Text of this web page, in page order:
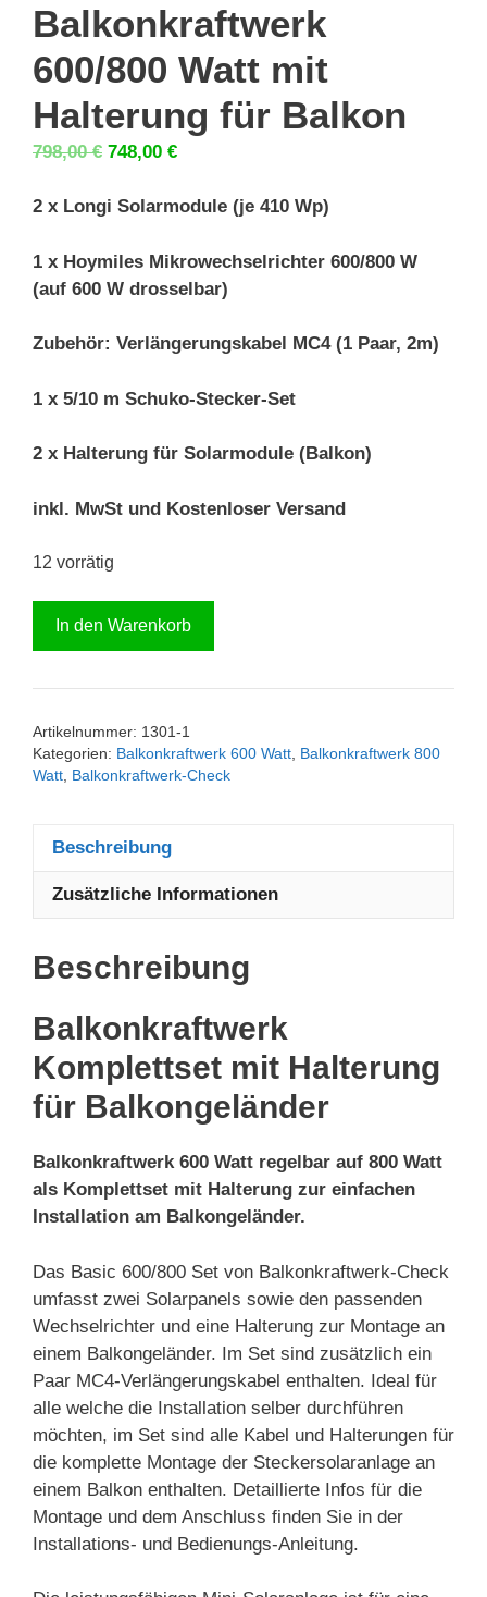
Balkonkraftwerk
600/800 Watt mit
Halterung für Balkon
798,00€ Ursprünglicher
war:
748,00 €Aktueller
ist:
2 x Longi Solarmodule (je 410 Wp)
1 x Hoymiles Mikrowechselrichter 600/800 W
(auf 600 W drosselbar)
Zubehör: Verlängerungskabel MC4 (1 Paar, 2m)
1 x 5/10 m Schuko-Stecker-Set
2 x Halterung für Solarmodule (Balkon)
inkl. MwSt und Kostenloser Versand
12 vorrätig
Balkonkraftwerk
mit
Halterung
für
Balkon
In den Warenkorb
Artikelnummer: 1301-1
Kategorien: Balkonkraftwerk 600 Watt
Balkonkraftwerk 800
Watt
Balkonkraftwerk-Check
Beschreibung
Zusätzliche Informationen
Beschreibung
Balkonkraftwerk
Komplettset mit Halterung
für Balkongeländer
Balkonkraftwerk 600 Watt regelbar auf 800 Watt
als Komplettset mit Halterung zur einfachen
Installation am Balkongeländer.
Das Basic 600/800 Set von Balkonkraftwerk-Check
umfasst zwei Solarpanels sowie den passenden
Wechselrichter und eine Halterung zur Montage an
einem Balkongeländer. Im Set sind zusätzlich ein
Paar MC4-Verlängerungskabel enthalten. Ideal für
alle welche die Installation selber durchführen
möchten, im Set sind alle Kabel und Halterungen für
die komplette Montage der Steckersolaranlage an
einem Balkon enthalten. Detaillierte Infos für die
Montage und dem Anschluss finden Sie in der
Installations- und Bedienungs-Anleitung.